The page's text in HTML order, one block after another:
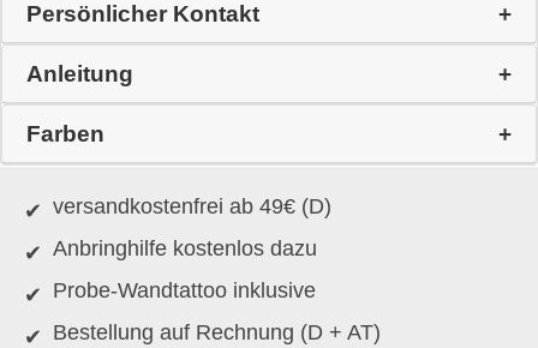
Persönlicher Kontakt
Anleitung
Farben
versandkostenfrei ab 49€ (D)
Anbringhilfe kostenlos dazu
Probe-Wandtattoo inklusive
Bestellung auf Rechnung (D + AT)